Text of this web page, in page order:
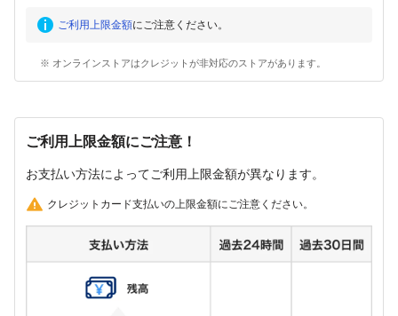
ご利用上限金額にご注意ください。
※ オンラインストアはクレジットが非対応のストアがあります。
ご利用上限金額にご注意！
お支払い方法によってご利用上限金額が異なります。
クレジットカード支払いの上限金額にご注意ください。